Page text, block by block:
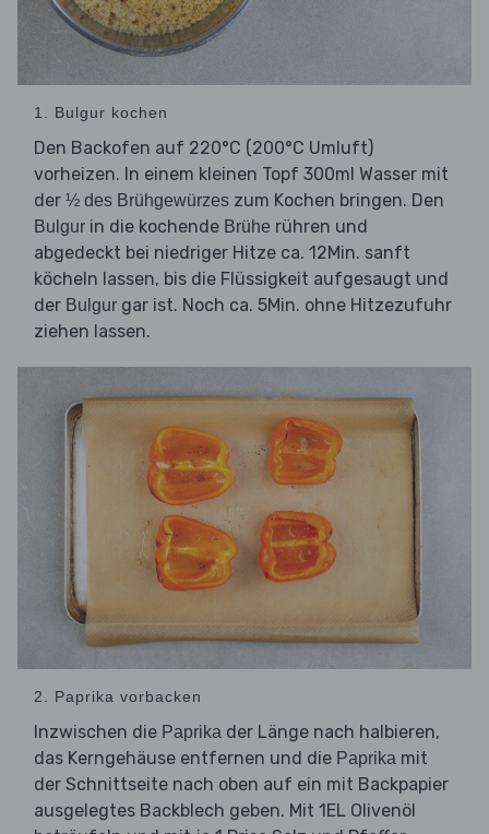
1. Bulgur kochen
Den Backofen auf 220°C (200°C Umluft)
vorheizen. In einem kleinen Topf 300ml Wasser mit
der ½ des Brühgewürzes zum Kochen bringen. Den
Bulgur in die kochende Brühe rühren und
abgedeckt bei niedriger Hitze ca. 12Min. sanft
köcheln lassen, bis die Flüssigkeit aufgesaugt und
der Bulgur gar ist. Noch ca. 5Min. ohne Hitzezufuhr
ziehen lassen.
2. Paprika vorbacken
Inzwischen die Paprika der Länge nach halbieren,
das Kerngehäuse entfernen und die Paprika mit
der Schnittseite nach oben auf ein mit Backpapier
ausgelegtes Backblech geben. Mit 1EL Olivenöl